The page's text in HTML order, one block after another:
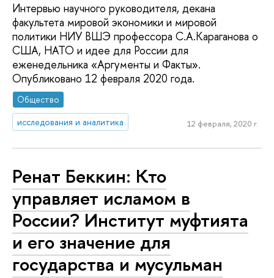
Интервью научного руководителя, декана
факультета мировой экономики и мировой
политики НИУ ВШЭ профессора С.А.Караганова о
США, НАТО и идее для России для
еженедельника «Аргументы и Факты».
Опубликовано 12 февраля 2020 года.
Общество
исследования и аналитика
12 февраля, 2020 г.
Ренат Беккин: Кто
управляет исламом в
России? Институт муфтията
и его значение для
государства и мусульман